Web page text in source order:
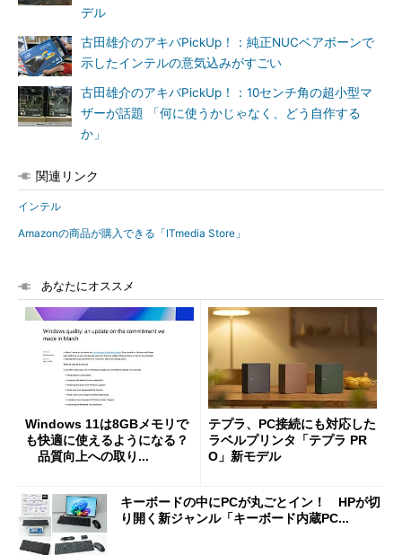
デル
古田雄介のアキバPickUp！：純正NUCベアボーンで
示したインテルの意気込みがすごい
古田雄介のアキバPickUp！：10センチ角の超小型マ
ザーが話題 「何に使うかじゃなく、どう自作する
か」
関連リンク
インテル
Amazonの商品が購入できる「ITmedia Store」
あなたにオススメ
Windows 11は8GBメモリで
も快適に使えるようになる？
品質向上への取り...
テプラ、PC接続にも対応した
ラベルプリンタ「テプラ PR
O」新モデル
キーボードの中にPCが丸ごとイン！ HPが切
り開く新ジャンル「キーボード内蔵PC...